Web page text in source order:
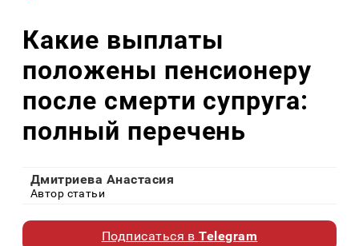
Какие выплаты
положены пенсионеру
после смерти супруга:
полный перечень
Дмитриева Анастасия
Автор статьи
Подписаться вTelegram